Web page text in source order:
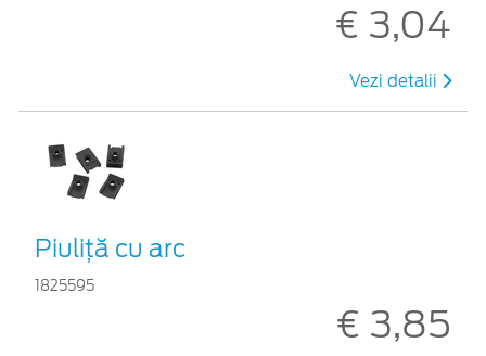
€ 3,04
Vezi detalii
Piuliță cu arc
1825595
€ 3,85